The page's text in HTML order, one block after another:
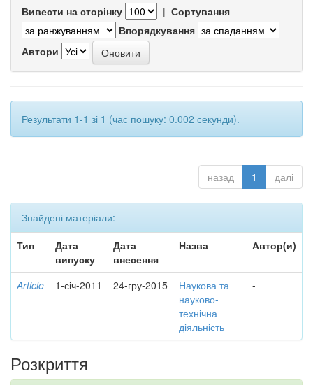
Вивести на сторінку | Сортування
Впорядкування
Автори
Результати 1-1 зі 1 (час пошуку: 0.002 секунди).
назад 1 далі
Знайдені матеріали:
Тип
Дата
випуску
Дата
внесення
Назва Автор(и)
Article 1-січ-2011 24-гру-2015
Наукова та
науково-
технічна
діяльність
-
Розкриття